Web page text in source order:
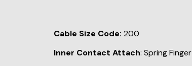
Cable Size Code: 200
Inner Contact Attach: Spring Finger